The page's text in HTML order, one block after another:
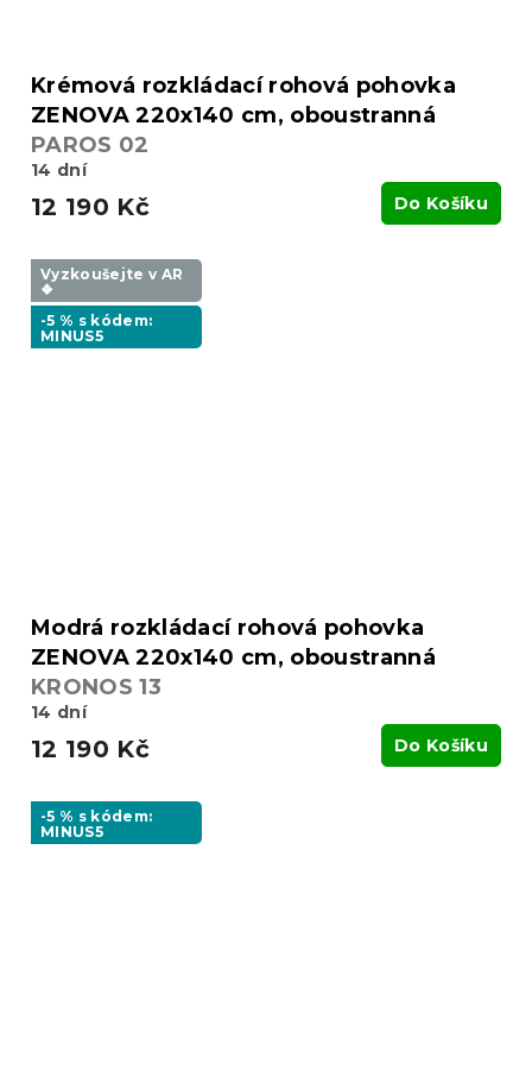
Krémová rozkládací rohová pohovka
ZENOVA 220x140 cm, oboustranná
PAROS 02
14 dní
12 190 Kč Do Košíku
Vyzkoušejte v AR
❖
-5 % s kódem:
MINUS5
Modrá rozkládací rohová pohovka
ZENOVA 220x140 cm, oboustranná
KRONOS 13
14 dní
12 190 Kč Do Košíku
-5 % s kódem:
MINUS5